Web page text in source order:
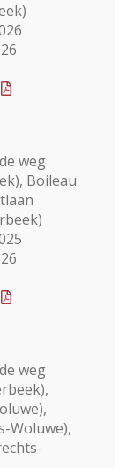
weg
Boileau
weg
Woluwe),